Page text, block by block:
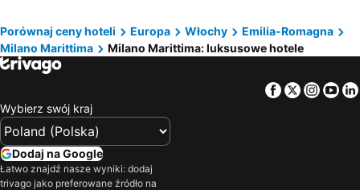
Faenza, luxury hotels
Lido di Savio, luxury hotels
Cesena, luxury hotels
Pinarella Di Cervia, luxury hotels
Santarcangelo di Romagna, luxury hotels
Lido degli Estensi, luxury hotels
Predappio, luxury hotels
Comacchio, luxury hotels
Porównaj ceny hoteli Europa Włochy
Emilia-Romagna
Milano Marittima
Milano Marittima: luksusowe hotele
Facebook
Twitter
Wybierz swój kraj
Dodaj na Google
Łatwo znajdź nasze wyniki: dodaj
trivago jako preferowane źródło na